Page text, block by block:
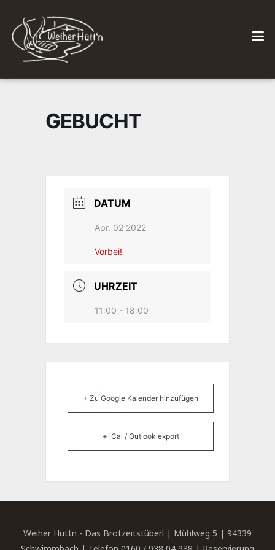
GEBUCHT
DATUM
Apr. 02 2022
Vorbei!
UHRZEIT
11:00 - 18:00
+ Zu Google Kalender hinzufügen
+ iCal / Outlook export
Weiher Hüttn - Das Brotzeitstüberl | Mühlweg 5 | 94339